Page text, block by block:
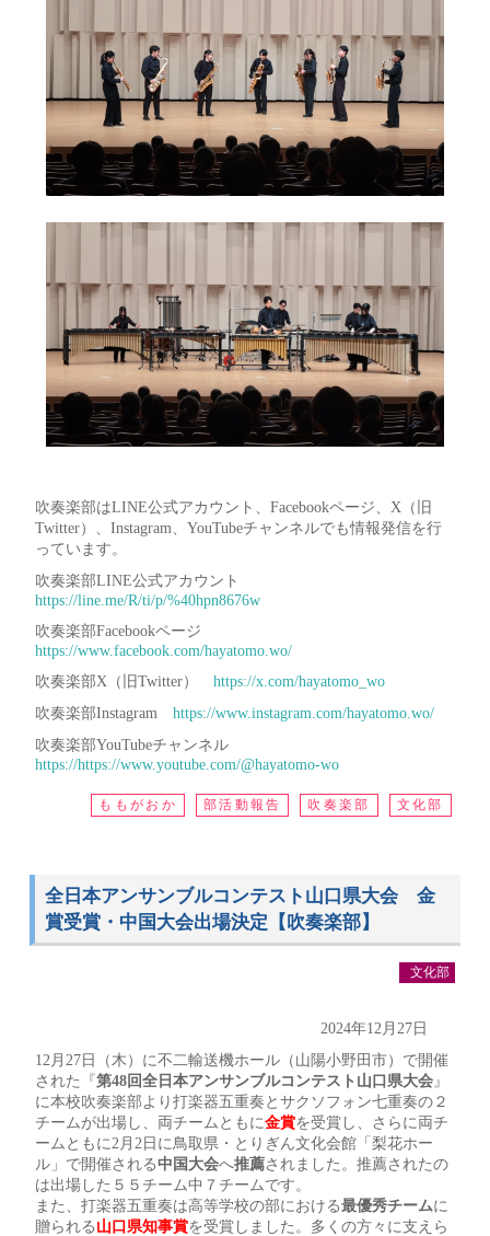
吹奏楽部はLINE公式アカウント、Facebookページ、X（旧
Twitter）、Instagram、YouTubeチャンネルでも情報発信を行
っています。
吹奏楽部LINE公式アカウント
https://line.me/R/ti/p/%40hpn8676w
吹奏楽部Facebookページ
https://www.facebook.com/hayatomo.wo/
吹奏楽部X（旧Twitter）https://x.com/hayatomo_wo
吹奏楽部Instagramhttps://www.instagram.com/hayatomo.wo/
吹奏楽部YouTubeチャンネル
https://https://www.youtube.com/@hayatomo-wo
ももがおか 部活動報告 吹奏楽部 文化部
全日本アンサンブルコンテスト山口県大会 金
賞受賞・中国大会出場決定【吹奏楽部】
文化部
2024年12月27日
12月27日（木）に不二輸送機ホール（山陽小野田市）で開催
された『第48回全日本アンサンブルコンテスト山口県大会』
に本校吹奏楽部より打楽器五重奏とサクソフォン七重奏の２
チームが出場し、両チームともに金賞を受賞し、さらに両チ
ームともに2月2日に鳥取県・とりぎん文化会館「梨花ホー
ル」で開催される中国大会へ推薦されました。推薦されたの
は出場した５５チーム中７チームです。
また、打楽器五重奏は高等学校の部における最優秀チームに
贈られる山口県知事賞を受賞しました。多くの方々に支えら